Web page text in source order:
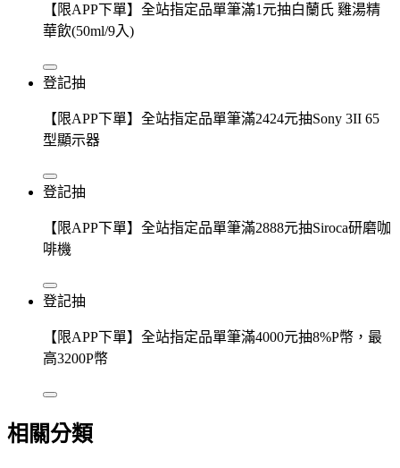
【限APP下單】全站指定品單筆滿1元抽白蘭氏 雞湯精
華飲(50ml/9入)
登記抽
【限APP下單】全站指定品單筆滿2424元抽Sony 3II 65
型顯示器
登記抽
【限APP下單】全站指定品單筆滿2888元抽Siroca研磨咖
啡機
登記抽
【限APP下單】全站指定品單筆滿4000元抽8%P幣，最
高3200P幣
相關分類